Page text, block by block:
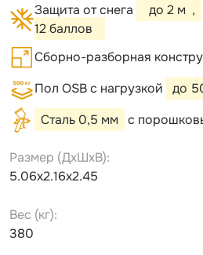
Защита от снега до 2 м ,
12 баллов
Сборно-разборная
Пол OSB с нагрузкой
до
Сталь 0,5 мм
с
Размер (ДxШxВ):
5.06х2.16х2.45
Вес (кг):
380